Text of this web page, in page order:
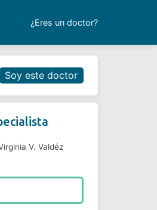
¿Eres un doctor?
Reservar cita
Soy este doctor
V. Valdéz